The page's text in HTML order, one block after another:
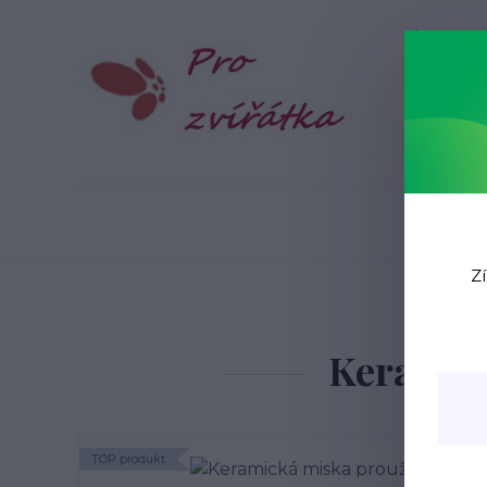
Blog
TOP produkt